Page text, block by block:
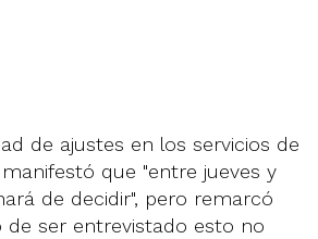
de ajustes en los servicios de
que "entre jueves y
de decidir", pero remarcó
ser entrevistado esto no